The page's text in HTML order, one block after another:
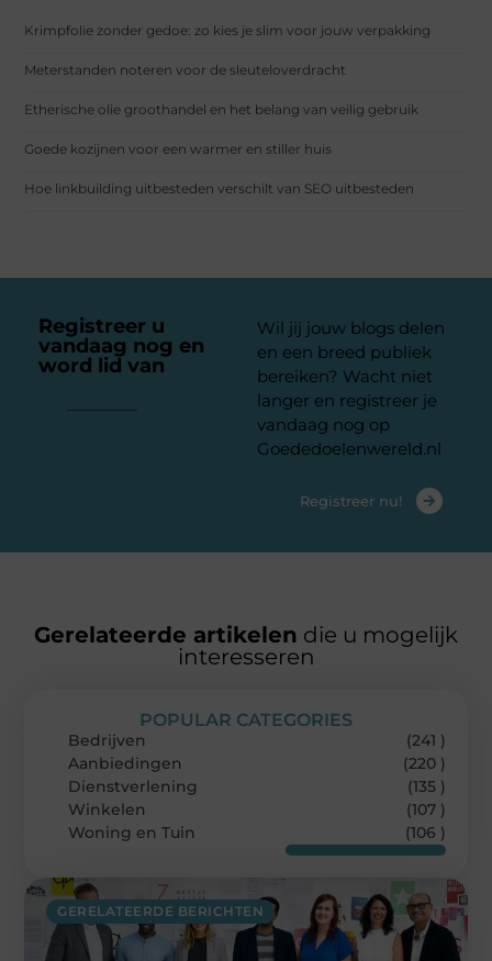
Krimpfolie zonder gedoe: zo kies je slim voor jouw verpakking
Meterstanden noteren voor de sleuteloverdracht
Etherische olie groothandel en het belang van veilig gebruik
Goede kozijnen voor een warmer en stiller huis
Hoe linkbuilding uitbesteden verschilt van SEO uitbesteden
Registreer u
vandaag nog en
word lid van
Wil jij jouw blogs delen
en een breed publiek
bereiken? Wacht niet
langer en registreer je
vandaag nog op
Goededoelenwereld.nl
Registreer nu!
Gerelateerde artikelen die u mogelijk
interesseren
GERELATEERDE BERICHTEN
POPULAR CATEGORIES
Bedrijven
(241 )
Aanbiedingen
(220 )
Dienstverlening
(135 )
Winkelen
(107 )
Woning en Tuin
(106 )